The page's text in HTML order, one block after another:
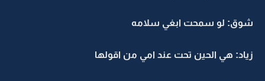
شوق: لو سمحت ابغي سلامه
زياد: هي الحين تحت عند امي من اقولها